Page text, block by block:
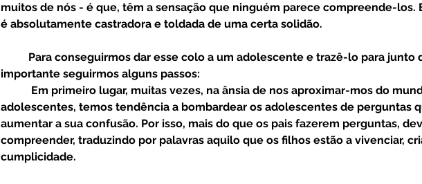
muitos de nós - é que, têm a sensação que ninguém parece compreende-los.
é absolutamente castradora e toldada de uma certa solidão.
importante seguirmos alguns passos:
adolescentes, temos tendência a bombardear os adolescentes de perguntas
aumentar a sua confusão. Por isso, mais do que os pais fazerem perguntas,
compreender, traduzindo por palavras aquilo que os filhos estão a vivenciar,
cumplicidade.